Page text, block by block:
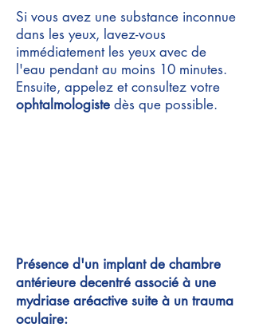
Si vous avez une substance inconnue
dans les yeux, lavez-vous
immédiatement les yeux avec de
l'eau pendant au moins 10 minutes.
Ensuite, appelez et consultez votre
ophtalmologiste dès que possible.
Présence d'un implant de chambre
antérieure decentré associé à une
mydriase aréactive suite à un trauma
oculaire: